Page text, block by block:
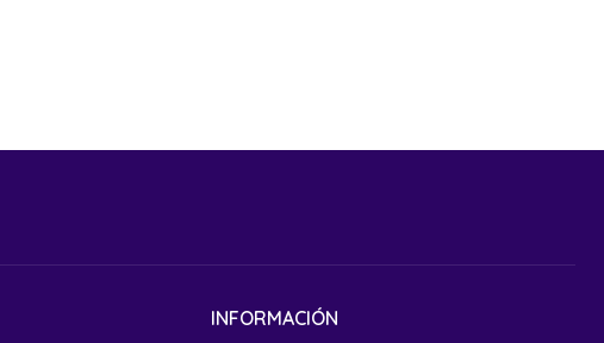
INFORMACIÓN